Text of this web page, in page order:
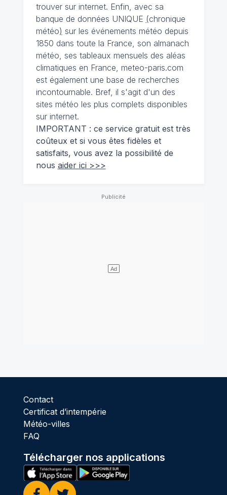
trouver sur internet. Enfin, avec sa
banque de données UNIQUE (chronique
météo) sur les événements météo depuis
1850 dans toute la France, son almanach
météo, ses tableaux mensuels des aléas
climatiques en France, meteo-paris.com
est également une base de recherches
incontournable. Bref, il s'agit d'un des
sites météo les plus complets disponibles
sur internet.
IMPORTANT : ce service gratuit est très
coûteux et si vous êtes fidèles et
satisfaits, vous avez la possibilité de
nous aider ici >>>
Contact
Certificat d’intempérie
Météo-villes
FAQ
Télécharger nos applications